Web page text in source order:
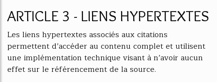
ARTICLE 3 - LIENS HYPERTEXTES
Les liens hypertextes associés aux citations
permettent d’accéder au contenu complet et utilisent
une implémentation technique visant à n’avoir aucun
effet sur le référencement de la source.